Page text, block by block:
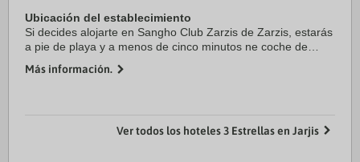
Ubicación del establecimiento
Si decides alojarte en Sangho Club Zarzis de Zarzis, estarás
a pie de playa y a menos de cinco minutos ne coche de
complejo de playa se encuentra a 8,7 ...
Más información.
Ver todos los hoteles 3 Estrellas en Jarjis